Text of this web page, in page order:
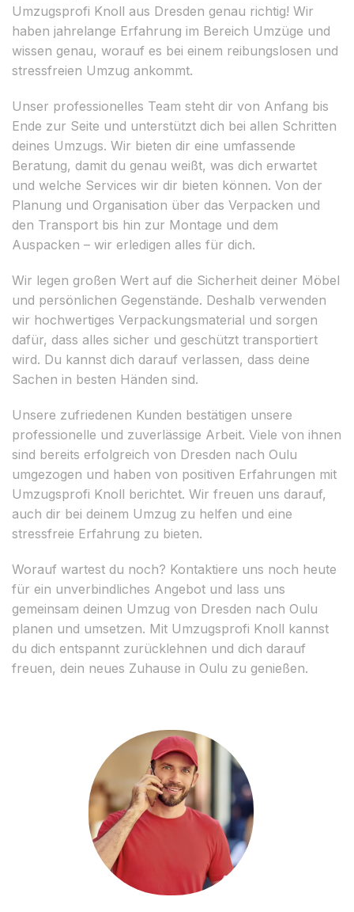
Umzugsprofi Knoll aus Dresden genau richtig! Wir
haben jahrelange Erfahrung im Bereich Umzüge und
wissen genau, worauf es bei einem reibungslosen und
stressfreien Umzug ankommt.
Unser professionelles Team steht dir von Anfang bis
Ende zur Seite und unterstützt dich bei allen Schritten
deines Umzugs. Wir bieten dir eine umfassende
Beratung, damit du genau weißt, was dich erwartet
und welche Services wir dir bieten können. Von der
Planung und Organisation über das Verpacken und
den Transport bis hin zur Montage und dem
Auspacken – wir erledigen alles für dich.
Wir legen großen Wert auf die Sicherheit deiner Möbel
und persönlichen Gegenstände. Deshalb verwenden
wir hochwertiges Verpackungsmaterial und sorgen
dafür, dass alles sicher und geschützt transportiert
wird. Du kannst dich darauf verlassen, dass deine
Sachen in besten Händen sind.
Unsere zufriedenen Kunden bestätigen unsere
professionelle und zuverlässige Arbeit. Viele von ihnen
sind bereits erfolgreich von Dresden nach Oulu
umgezogen und haben von positiven Erfahrungen mit
Umzugsprofi Knoll berichtet. Wir freuen uns darauf,
auch dir bei deinem Umzug zu helfen und eine
stressfreie Erfahrung zu bieten.
Worauf wartest du noch? Kontaktiere uns noch heute
für ein unverbindliches Angebot und lass uns
gemeinsam deinen Umzug von Dresden nach Oulu
planen und umsetzen. Mit Umzugsprofi Knoll kannst
du dich entspannt zurücklehnen und dich darauf
freuen, dein neues Zuhause in Oulu zu genießen.